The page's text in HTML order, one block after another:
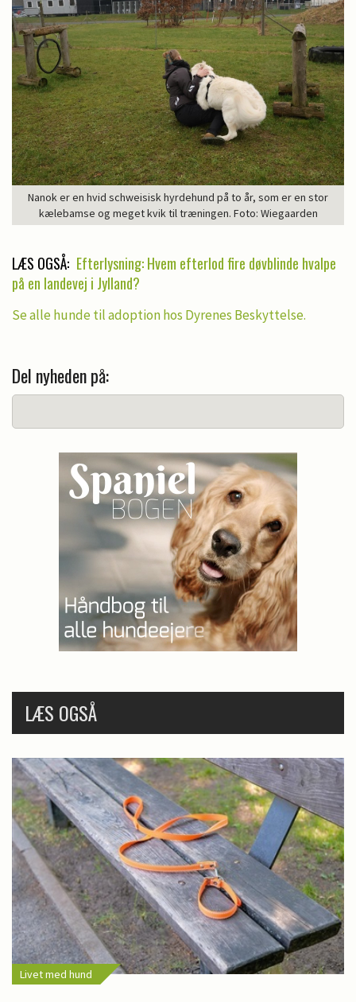
Nanok er en hvid schweisisk hyrdehund på to år, som er en stor
kælebamse og meget kvik til træningen. Foto: Wiegaarden
LÆS OGSÅ: Efterlysning: Hvem efterlod fire døvblinde hvalpe
på en landevej i Jylland?
Se alle hunde til adoption hos Dyrenes Beskyttelse.
Del nyheden på:
LÆS OGSÅ
Livet med hund